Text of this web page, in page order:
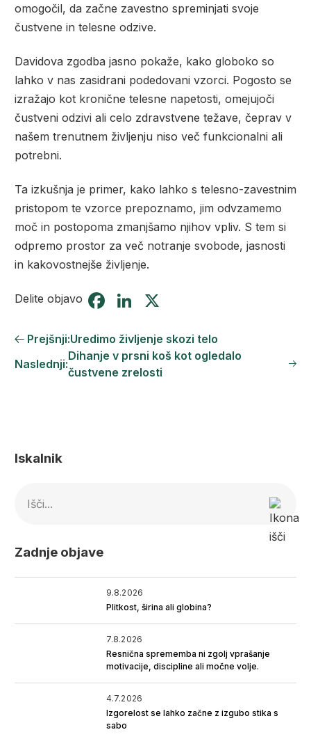
omogočil, da začne zavestno spreminjati svoje
čustvene in telesne odzive.
Davidova zgodba jasno pokaže, kako globoko so
lahko v nas zasidrani podedovani vzorci. Pogosto se
izražajo kot kronične telesne napetosti, omejujoči
čustveni odzivi ali celo zdravstvene težave, čeprav v
našem trenutnem življenju niso več funkcionalni ali
potrebni.
Ta izkušnja je primer, kako lahko s telesno-zavestnim
pristopom te vzorce prepoznamo, jim odvzamemo
moč in postopoma zmanjšamo njihov vpliv. S tem si
odpremo prostor za več notranje svobode, jasnosti
in kakovostnejše življenje.
Delite objavo Facebook
LinkedIn
Prejšnji:Uredimo življenje skozi telo
Naslednji:
Dihanje v prsni koš kot ogledalo
čustvene zrelosti
Iskalnik
Zadnje objave
9.8.2026
Plitkost, širina ali globina?
7.8.2026
Resnična sprememba ni zgolj vprašanje
motivacije, discipline ali močne volje.
4.7.2026
Izgorelost se lahko začne z izgubo stika s
sabo